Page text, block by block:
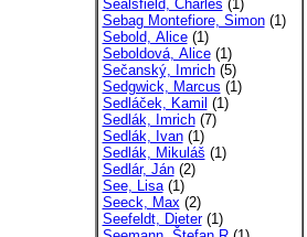
Sealsfield, Charles (1)
Sebag Montefiore, Simon(1)
Sebold, Alice(1)
Seboldová, Alice(1)
Sečanský, Imrich(5)
Sedgwick, Marcus (1)
Sedláček, Kamil (1)
Sedlák, Imrich(7)
Sedlák, Ivan(1)
Sedlák, Mikuláš (1)
Sedlár, Ján(2)
See, Lisa(1)
Seeck, Max(2)
Seefeldt, Dieter(1)